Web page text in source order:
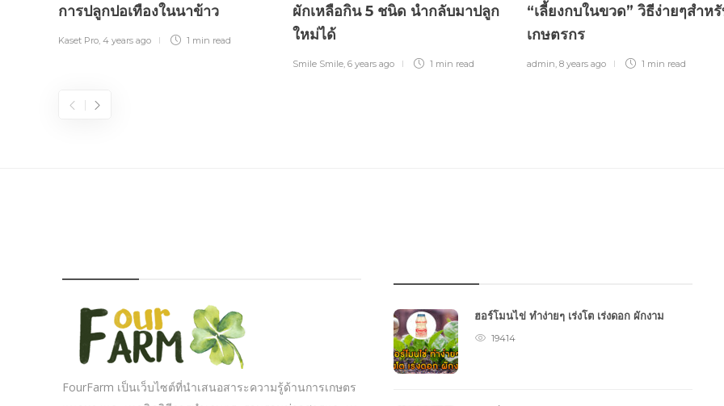
การปลูกปอเทืองในนาข้าว
Kaset Pro, 4 years ago 1 min read
ผักเหลือกิน 5 ชนิด นำกลับมาปลูก
ใหม่ได้
Smile Smile, 6 years ago 1 min read
“เลี้ยงกบในขวด” วิธีง่ายๆสำห
เกษตรกร
admin, 8 years ago 1 min read
FourFarm เป็นเว็บไซต์ที่นำเสนอสาระความรู้ด้านการเกษตร
ฮอร์โมนไข่ ทำง่ายๆ เร่งโต เร่งดอก ผักงาม
19414